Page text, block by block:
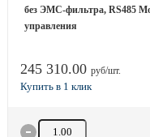
без ЭМС-фильтра, RS485
управления
245 310.00 руб/шт.
Количество товара